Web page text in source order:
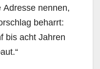
Adresse nennen,
beharrt:
bis acht Jahren